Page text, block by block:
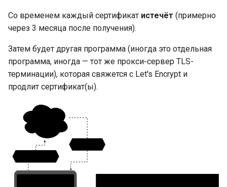
Со временем каждый сертификат истечёт (примерно
через 3 месяца после получения).
Затем будет другая программа (иногда это отдельная
программа, иногда — тот же прокси‑сервер TLS-
терминации), которая свяжется с Let's Encrypt и
продлит сертификат(ы).